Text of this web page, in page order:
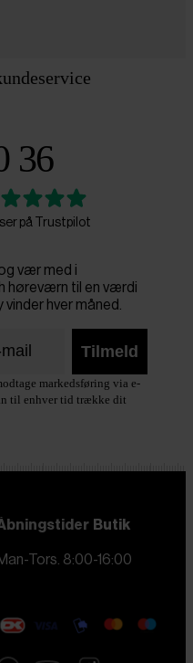
36
på Trustpilot
vær med i
høreværn til en værdi
hver måned.
Tilmeld
markedsføring via e-
til enhver tid trække dit
Butik
Tors. 8:00-16:00